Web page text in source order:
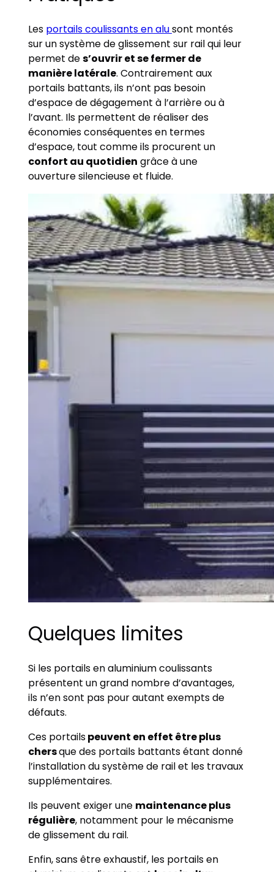
Les portails coulissants en alusont montés
sur un système de glissement sur rail qui leur
permet des’ouvrir et se fermer de
manière latérale. Contrairement aux
portails battants, ils n’ont pas besoin
d’espace de dégagement à l’arrière ou à
l’avant. Ils permettent de réaliser des
économies conséquentes en termes
d’espace, tout comme ils procurent un
confort au quotidien grâce à une
ouverture silencieuse et fluide.
Quelques limites
Si les portails en aluminium coulissants
présentent un grand nombre d’avantages,
ils n’en sont pas pour autant exempts de
défauts.
Ces portailspeuvent en effet être plus
chersque des portails battants étant donné
l’installation du système de rail et les travaux
supplémentaires.
Ils peuvent exiger une maintenance plus
régulière, notamment pour le mécanisme
de glissement du rail.
Enfin, sans être exhaustif, les portails en